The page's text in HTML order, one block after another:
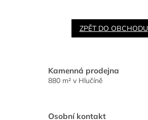
ZPĚT DO OBCHODU
Kamenná prodejna
880 m² v Hlučíně
Osobní kontakt